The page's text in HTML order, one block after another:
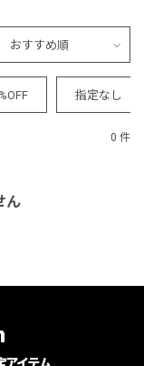
おすすめ順
指定なし
0 件
ん
アイテム